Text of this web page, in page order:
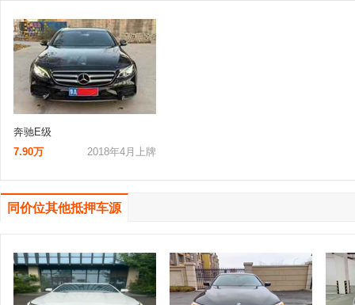
奔驰E级
2018年4月上牌
7.90万
同价位其他抵押车源